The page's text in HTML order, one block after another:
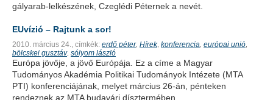
gályarab-lelkészének, Czeglédi Péternek a nevét.
EUvízió – Rajtunk a sor!
2010. március 24., címkék: erdő péter, Hírek, konferencia európai unió
bölcskei gusztáv, sólyom lászló
Európa jövője, a jövő Európája. Ez a címe a Magyar
Tudományos Akadémia Politikai Tudományok Intézete (MTA
PTI) konferenciájának, melyet március 26-án, pénteken
rendeznek az MTA budavári dísztermében.